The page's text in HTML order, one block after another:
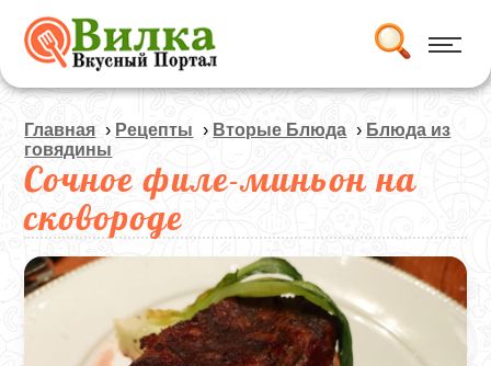
Главная › Рецепты › Вторые Блюда › Блюда из
говядины
Сочное филе-миньон на
сковороде